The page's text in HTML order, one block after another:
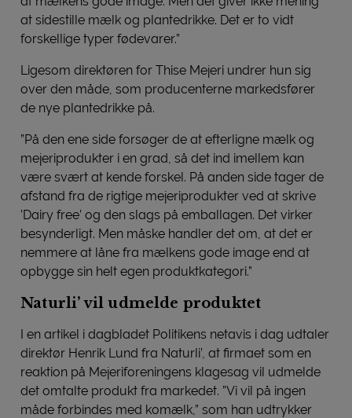
at sidestille mælk og plantedrikke. Det er to vidt
forskellige typer fødevarer.”
Ligesom direktøren for Thise Mejeri undrer hun sig
over den måde, som producenterne markedsfører
de nye plantedrikke på.
”På den ene side forsøger de at efterligne mælk og
mejeriprodukter i en grad, så det ind imellem kan
være svært at kende forskel. På anden side tager de
afstand fra de rigtige mejeriprodukter ved at skrive
’Dairy free’ og den slags på emballagen. Det virker
besynderligt. Men måske handler det om, at det er
nemmere at låne fra mælkens gode image end at
opbygge sin helt egen produktkategori.”
Naturli’ vil udmelde produktet
I en artikel i dagbladet Politikens netavis i dag udtaler
direktør Henrik Lund fra Naturli’, at firmaet som en
reaktion på Mejeriforeningens klagesag vil udmelde
det omtalte produkt fra markedet. ”Vi vil på ingen
måde forbindes med komælk,” som han udtrykker